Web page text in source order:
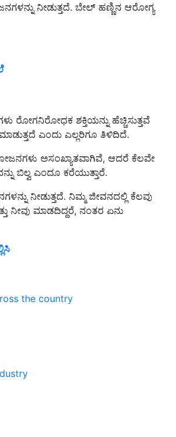
the country
ನೀಡುತ್ತದೆ. ಬೇಲ್ ಹಣ್ಣಿನ ಆರೋಗ್ಯ
ರೋಗನಿರೋಧಕ ಶಕ್ತಿಯನ್ನು ಹೆಚ್ಚಿಸುತ್ತವೆ
ಎಂದು ಎಲ್ಲರಿಗೂ ತಿಳಿದಿದೆ.
ಅಸಂಖ್ಯಾತವಾಗಿವೆ, ಆದರೆ ಕೆಲವೇ
ಬಿಲ್ವ ಎಂದೂ ಕರೆಯುತ್ತಾರೆ.
ನೀಡುತ್ತದೆ. ನಿಮ್ಮ ಜೀವನದಲ್ಲಿ ಕೆಲವು
ನೀವು ಮಾಡದಿದ್ದರೆ, ನಂತರ ಏನು